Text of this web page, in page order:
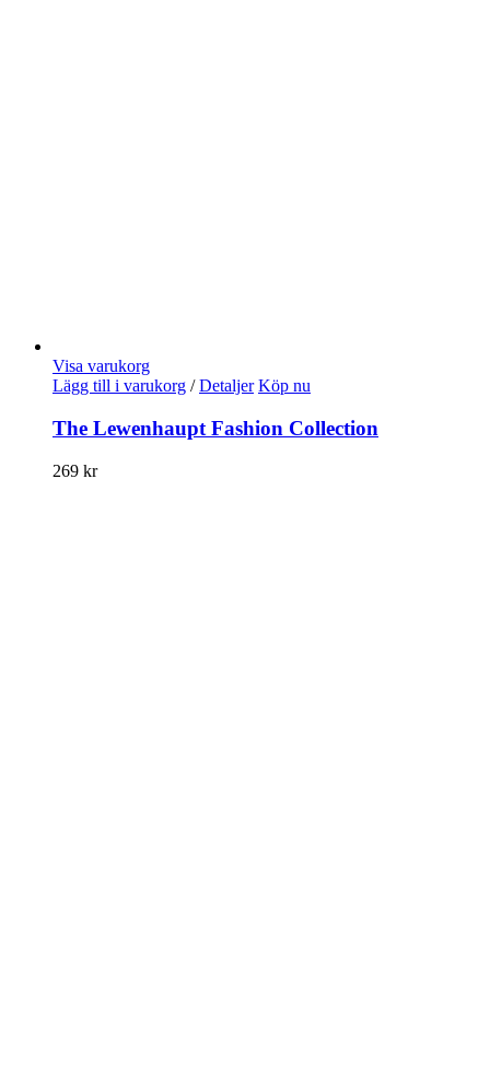
Visa varukorg
Lägg till i varukorg / Detaljer Köp nu
The Lewenhaupt Fashion Collection
269 kr